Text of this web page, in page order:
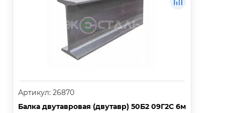
Артикул: 26870
Балка двутавровая (двутавр) 50Б2 09Г2С 6м